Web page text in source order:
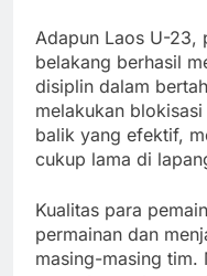
Adapun Laos U-23,
belakang berhasil
disiplin dalam
melakukan
balik yang efektif,
cukup lama di
Kualitas para
permainan dan
masing-masing tim.